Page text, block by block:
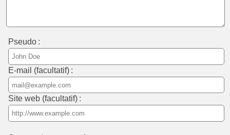
Pseudo :
E-mail (facultatif) :
Site web (facultatif) :